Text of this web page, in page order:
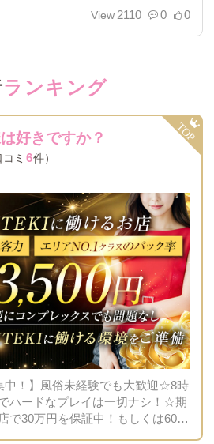
2110 0 0
ランキング
好きですか？
コミ 6件）
中！】風俗未経験でも大歓迎☆8時
ハードなプレイは一切ナシ！☆期
で30万円を保証中！もしくは60